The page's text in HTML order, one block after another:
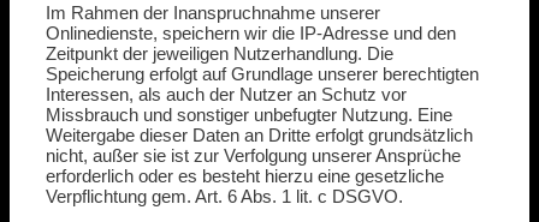
Im Rahmen der Inanspruchnahme unserer
Onlinedienste, speichern wir die IP-Adresse und den
Zeitpunkt der jeweiligen Nutzerhandlung. Die
Speicherung erfolgt auf Grundlage unserer berechtigten
Interessen, als auch der Nutzer an Schutz vor
Missbrauch und sonstiger unbefugter Nutzung. Eine
Weitergabe dieser Daten an Dritte erfolgt grundsätzlich
nicht, außer sie ist zur Verfolgung unserer Ansprüche
erforderlich oder es besteht hierzu eine gesetzliche
Verpflichtung gem. Art. 6 Abs. 1 lit. c DSGVO.